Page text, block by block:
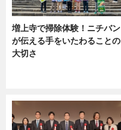
増上寺で掃除体験！ニチバン
が伝える手をいたわることの
大切さ